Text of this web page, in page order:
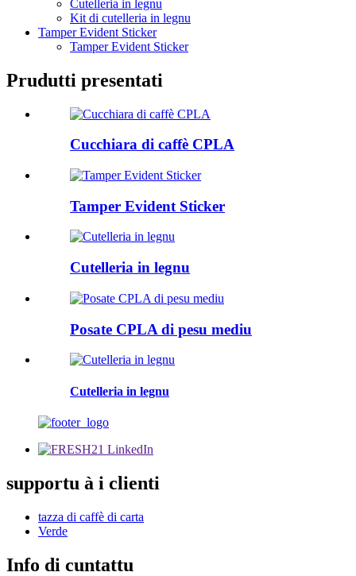
Cutelleria in legnu
Kit di cutelleria in legnu
Tamper Evident Sticker
Tamper Evident Sticker
Prudutti presentati
Cucchiara di caffè CPLA
Tamper Evident Sticker
Cutelleria in legnu
Posate CPLA di pesu mediu
Cutelleria in legnu
supportu à i clienti
tazza di caffè di carta
Verde
Info di cuntattu